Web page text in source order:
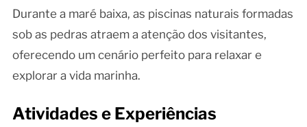
Durante a maré baixa, as piscinas naturais formadas
sob as pedras atraem a atenção dos visitantes,
oferecendo um cenário perfeito para relaxar e
explorar a vida marinha.
Atividades e Experiências